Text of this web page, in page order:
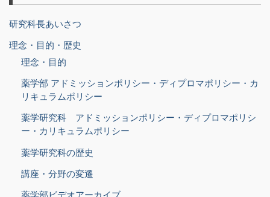
研究科長あいさつ
理念・目的・歴史
理念・目的
薬学部 アドミッションポリシー・ディプロマポリシー・カ
リキュラムポリシー
薬学研究科 アドミッションポリシー・ディプロマポリシ
ー・カリキュラムポリシー
薬学研究科の歴史
講座・分野の変遷
薬学部ビデオアーカイブ